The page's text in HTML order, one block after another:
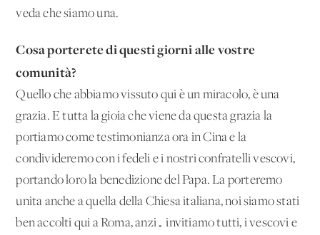
veda che siamo una.
Cosa porterete di questi giorni alle vostre
comunità?
Quello che abbiamo vissuto qui è un miracolo, è una
grazia. E tutta la gioia che viene da questa grazia la
portiamo come testimonianza ora in Cina e la
condivideremo con i fedeli e i nostri confratelli vescovi,
portando loro la benedizione del Papa. La porteremo
unita anche a quella della Chiesa italiana, noi siamo stati
ben accolti qui a Roma, anzi… invitiamo tutti, i vescovi e